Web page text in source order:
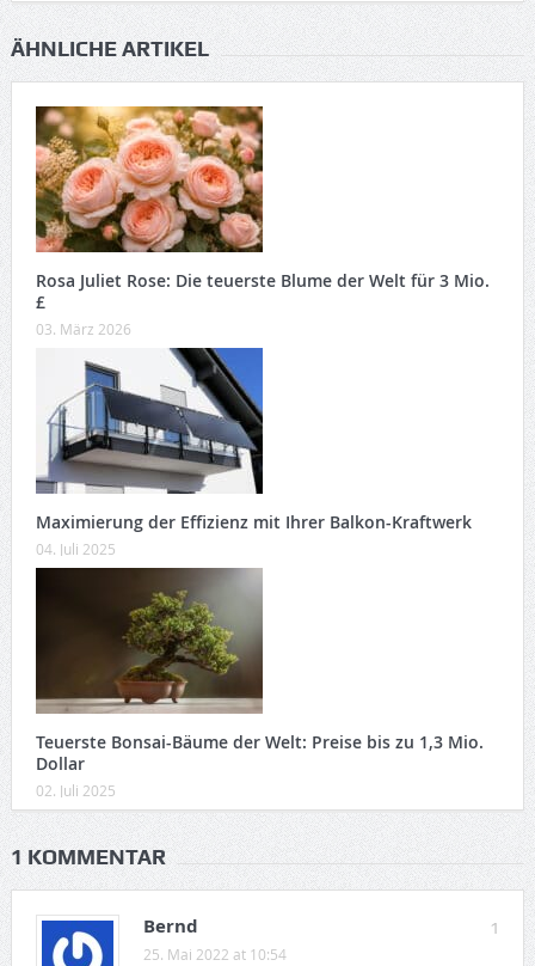
ÄHNLICHE ARTIKEL
Rosa Juliet Rose: Die teuerste Blume der Welt für 3 Mio.
£
03. März 2026
Maximierung der Effizienz mit Ihrer Balkon-Kraftwerk
04. Juli 2025
Teuerste Bonsai-Bäume der Welt: Preise bis zu 1,3 Mio.
Dollar
02. Juli 2025
1 KOMMENTAR
1
Bernd
25. Mai 2022 at 10:54